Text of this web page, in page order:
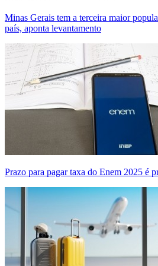
Minas Gerais tem a terceira maior
país, aponta levantamento
Prazo para pagar taxa do Enem 2025 é